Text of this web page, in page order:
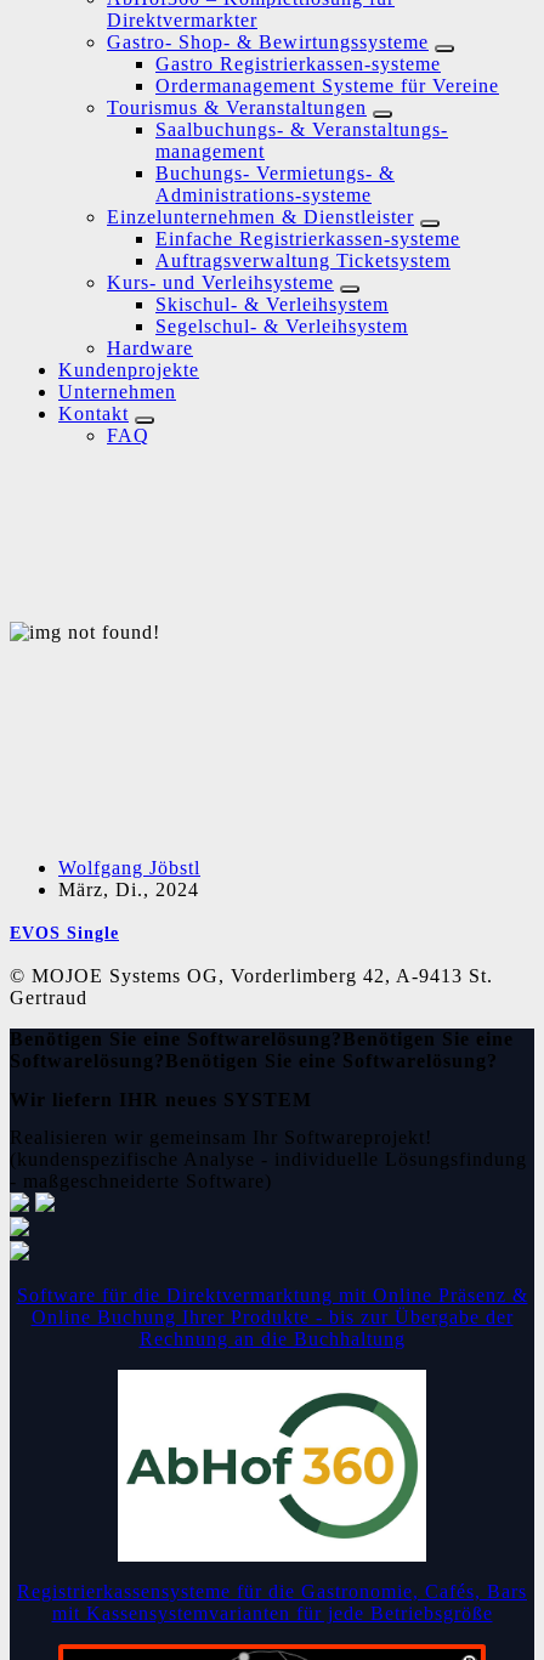
Direktvermarkter
Gastro- Shop- & Bewirtungssysteme
Gastro Registrierkassen-systeme
Ordermanagement Systeme für Vereine
Tourismus & Veranstaltungen
Saalbuchungs- & Veranstaltungs-
management
Buchungs- Vermietungs- &
Administrations-systeme
Einzelunternehmen & Dienstleister
Einfache Registrierkassen-systeme
Auftragsverwaltung Ticketsystem
Kurs- und Verleihsysteme
Skischul- & Verleihsystem
Segelschul- & Verleihsystem
Hardware
Kundenprojekte
Unternehmen
Kontakt
FAQ
Wolfgang Jöbstl
März, Di., 2024
EVOS Single
© MOJOE Systems OG, Vorderlimberg 42, A-9413 St.
Gertraud
Benötigen Sie eine Softwarelösung?Benötigen Sie eine
Softwarelösung?Benötigen Sie eine Softwarelösung?
Wir liefern IHR neues SYSTEM
Realisieren wir gemeinsam Ihr Softwareprojekt!
(kundenspezifische Analyse - individuelle Lösungsfindung
- maßgeschneiderte Software)
Software für die Direktvermarktung mit Online Präsenz &
Online Buchung Ihrer Produkte - bis zur Übergabe der
Rechnung an die Buchhaltung
Registrierkassensysteme für die Gastronomie, Cafés, Bars
mit Kassensystemvarianten für jede Betriebsgröße